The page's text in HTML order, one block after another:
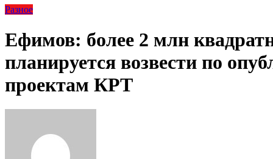
Разное
Ефимов: более 2 млн
планируется возвести по
проектам КРТ